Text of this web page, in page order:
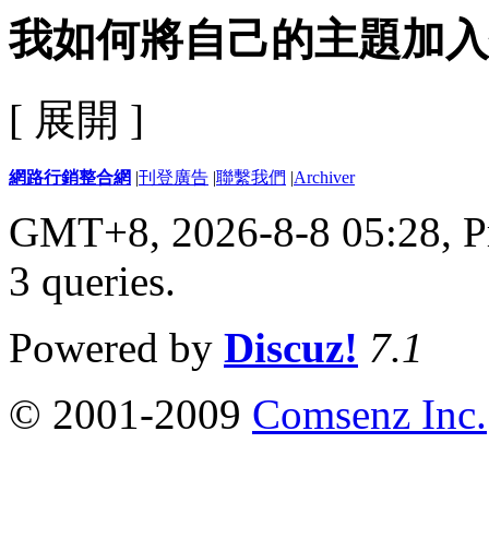
我如何將自己的主題加
[ 展開 ]
網路行銷整合網 |刊登廣告 |聯繫我們 |Archiver
GMT+8, 2026-8-8 05:28,
3 queries.
Powered by Discuz! 7.1
© 2001-2009 Comsenz Inc.